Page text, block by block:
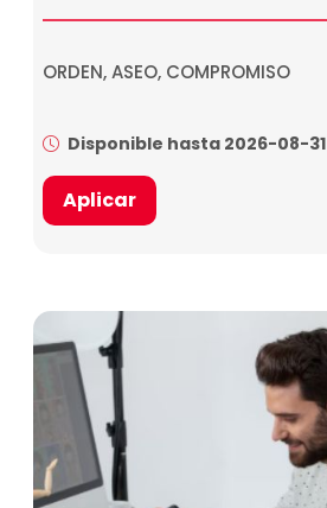
ORDEN, ASEO, COMPROMISO
Disponible hasta 2026-08-31
Aplicar